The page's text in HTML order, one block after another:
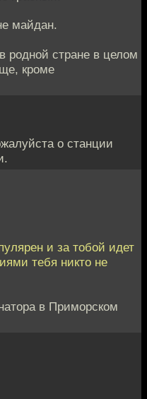
майдан.
родной стране в целом
кроме
о станции
и за тобой идет
тебя никто не
в Приморском